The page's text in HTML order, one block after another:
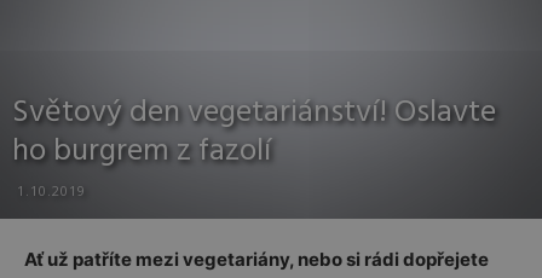
Světový den vegetariánství! Oslavte
ho burgrem z fazolí
1.10.2019
Ať už patříte mezi vegetariány, nebo si rádi dopřejete